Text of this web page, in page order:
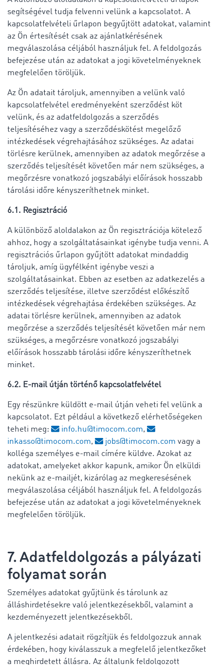
segítségével tudja felvenni velünk a kapcsolatot. A
kapcsolatfelvételi űrlapon begyűjtött adatokat, valamint
az Ön értesítését csak az ajánlatkérésének
megválaszolása céljából használjuk fel. A feldolgozás
befejezése után az adatokat a jogi követelményeknek
megfelelően töröljük.
Az Ön adatait tároljuk, amennyiben a velünk való
kapcsolatfelvétel eredményeként szerződést köt
velünk, és az adatfeldolgozás a szerződés
teljesítéséhez vagy a szerződéskötést megelőző
intézkedések végrehajtásához szükséges. Az adatai
törlésre kerülnek, amennyiben az adatok megőrzése a
szerződés teljesítését követően már nem szükséges, a
megőrzésre vonatkozó jogszabályi előírások hosszabb
tárolási időre kényszeríthetnek minket.
6.1. Regisztráció
A különböző aloldalakon az Ön regisztrációja kötelező
ahhoz, hogy a szolgáltatásainkat igénybe tudja venni. A
regisztrációs űrlapon gyűjtött adatokat mindaddig
tároljuk, amíg ügyfélként igénybe veszi a
szolgáltatásainkat. Ebben az esetben az adatkezelés a
szerződés teljesítése, illetve szerződést előkészítő
intézkedések végrehajtása érdekében szükséges. Az
adatai törlésre kerülnek, amennyiben az adatok
megőrzése a szerződés teljesítését követően már nem
szükséges, a megőrzésre vonatkozó jogszabályi
előírások hosszabb tárolási időre kényszeríthetnek
minket.
6.2. E-mail útján történő kapcsolatfelvétel
Egy részünkre küldött e-mail útján veheti fel velünk a
kapcsolatot. Ezt például a következő elérhetőségeken
teheti meg:
info.hu@timocom.com,
inkasso@timocom.com, jobs@timocom.com vagy a
kolléga személyes e-mail címére küldve. Azokat az
adatokat, amelyeket akkor kapunk, amikor Ön elküldi
nekünk az e-mailjét, kizárólag az megkeresésének
megválaszolása céljából használjuk fel. A feldolgozás
befejezése után az adatokat a jogi követelményeknek
megfelelően töröljük.
7. Adatfeldolgozás a pályázati
folyamat során
Személyes adatokat gyűjtünk és tárolunk az
álláshirdetésekre való jelentkezésekből, valamint a
kezdeményezett jelentkezésekből.
A jelentkezési adatait rögzítjük és feldolgozzuk annak
érdekében, hogy kiválasszuk a megfelelő jelentkezőket
a meghirdetett állásra. Az általunk feldolgozott